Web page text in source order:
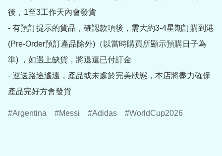
後，1至3工作天內會發貨
- 有預訂提示的貨品，確認款項後，需大約3-4星期訂購到港
(Pre-Order預訂產品除外)（以當時購買所顯示預購日子為
準) ，如遇上缺貨，將退還已付訂金
- 運送路途遙遠，產品或未處於完美狀態，本店將盡力確保
產品完好方會發貨
Argentina Messi Adidas WorldCup2026